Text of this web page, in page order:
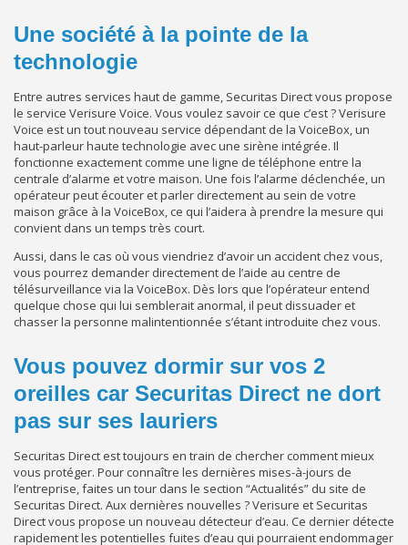
Une société à la pointe de la
technologie
Entre autres services haut de gamme, Securitas Direct vous propose
le service Verisure Voice. Vous voulez savoir ce que c’est ? Verisure
Voice est un tout nouveau service dépendant de la VoiceBox, un
haut-parleur haute technologie avec une sirène intégrée. Il
fonctionne exactement comme une ligne de téléphone entre la
centrale d’alarme et votre maison. Une fois l’alarme déclenchée, un
opérateur peut écouter et parler directement au sein de votre
maison grâce à la VoiceBox, ce qui l’aidera à prendre la mesure qui
convient dans un temps très court.
Aussi, dans le cas où vous viendriez d’avoir un accident chez vous,
vous pourrez demander directement de l’aide au centre de
télésurveillance via la VoiceBox. Dès lors que l’opérateur entend
quelque chose qui lui semblerait anormal, il peut dissuader et
chasser la personne malintentionnée s’étant introduite chez vous.
Vous pouvez dormir sur vos 2
oreilles car Securitas Direct ne dort
pas sur ses lauriers
Securitas Direct est toujours en train de chercher comment mieux
vous protéger. Pour connaître les dernières mises-à-jours de
l’entreprise, faites un tour dans le section “Actualités” du site de
Securitas Direct. Aux dernières nouvelles ? Verisure et Securitas
Direct vous propose un nouveau détecteur d’eau. Ce dernier détecte
rapidement les potentielles fuites d’eau qui pourraient endommager